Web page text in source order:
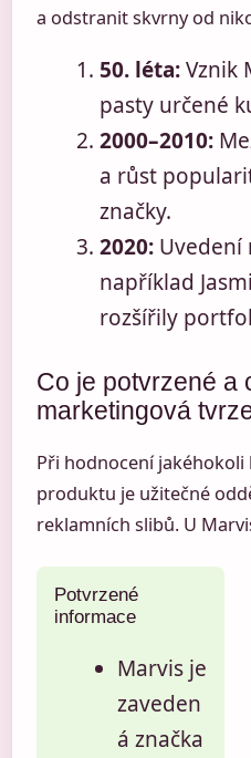
a odstranit skvrny od
50. léta:Vznik
pasty určené
2000–2010:
a růst
značky.
2020: Uvedení
například
rozšířily
Co je potvrzené a
marketingová
Při hodnocení jakéhokoli
produktu je užitečné
reklamních slibů. U
Potvrzené
informace
Marvis je
zaveden
á značka